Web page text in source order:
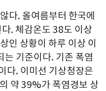
다. 올여름부터 한국에
. 체감온도 38도 이상
인 상황이 하루 이상 이
는 기준이다. 기존 폭염
다. 이미선 기상청장은
약 39%가 폭염경보 상